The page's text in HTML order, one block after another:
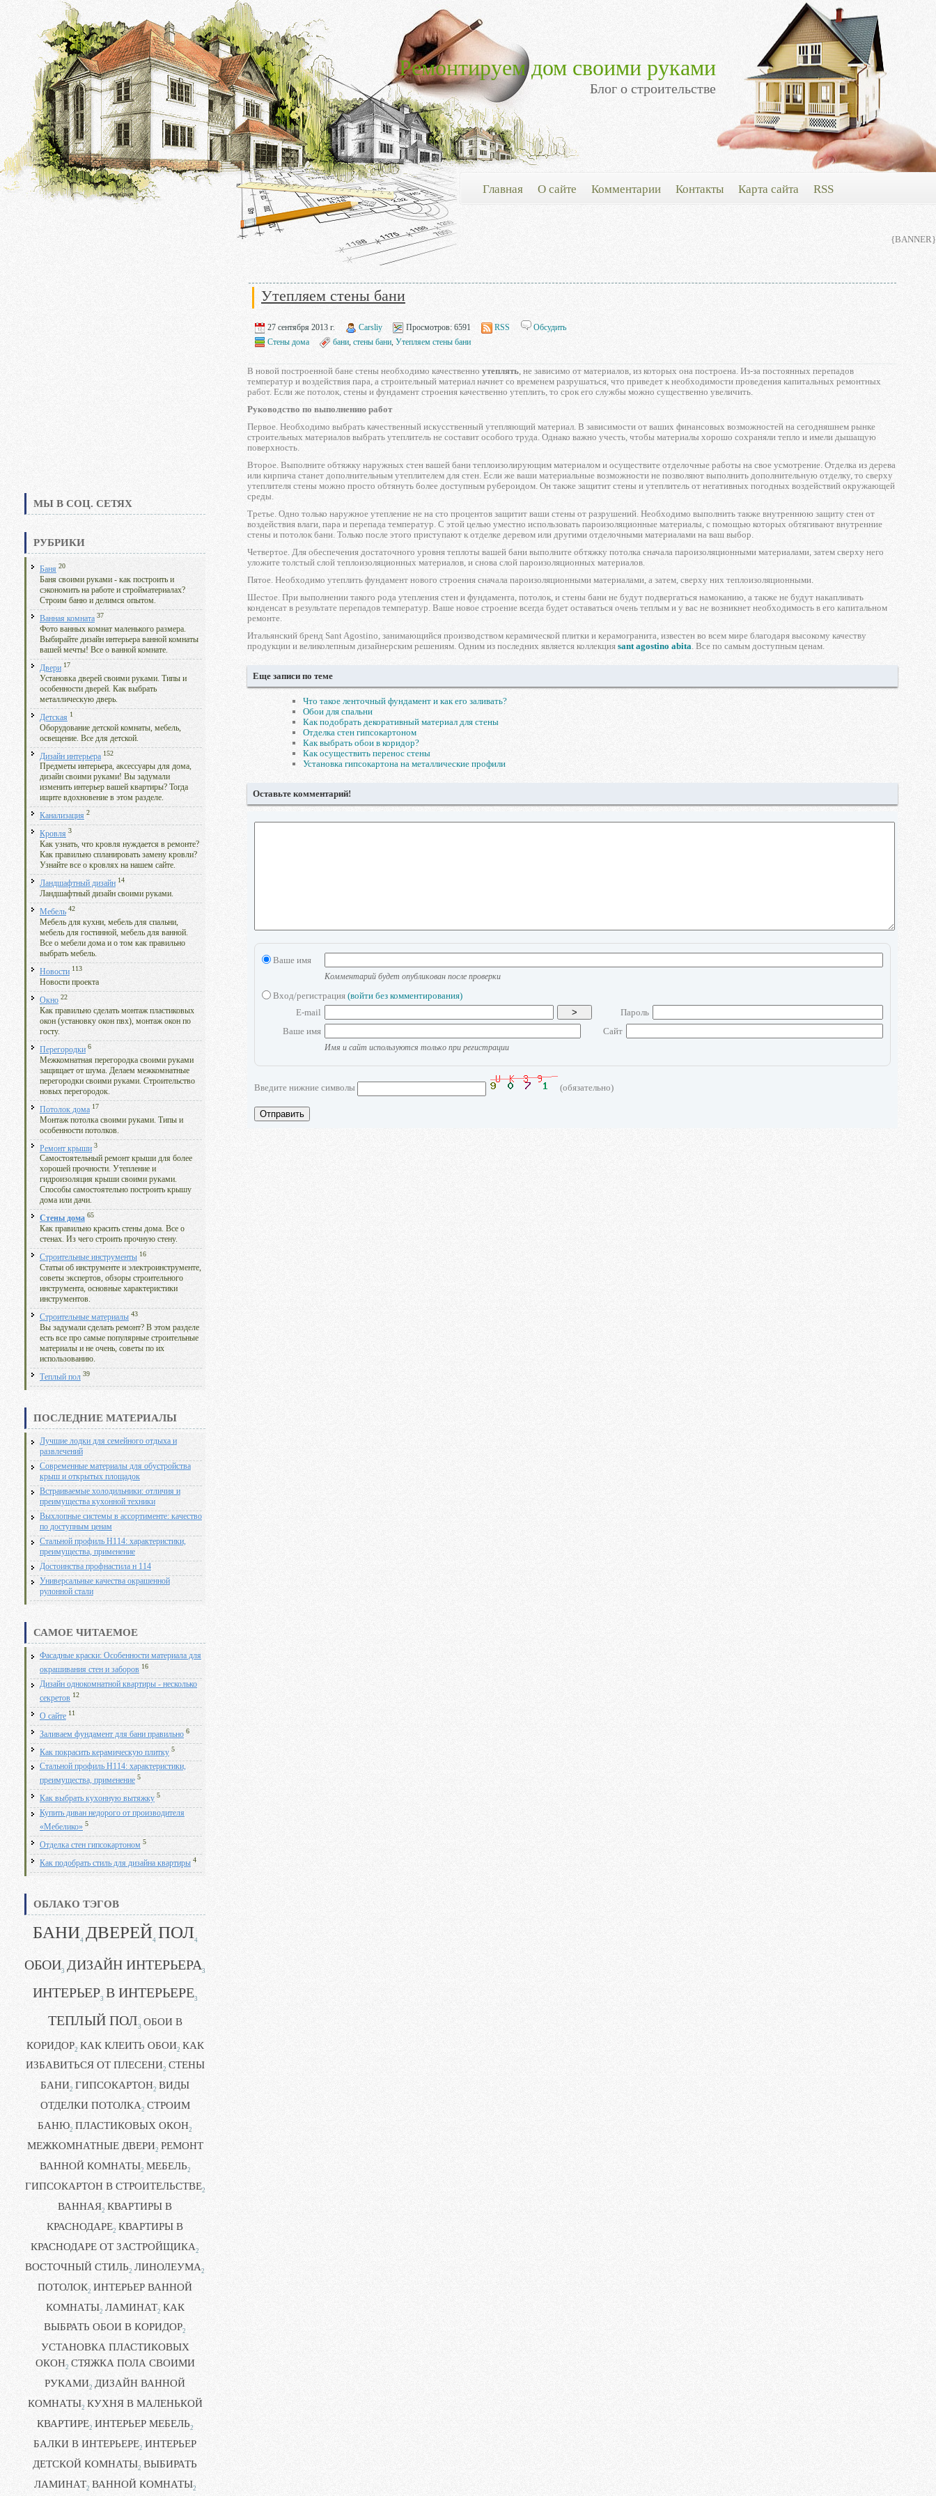
Ремонтируем дом своими руками
Блог о строительстве
Главная О сайте Комментарии Контакты Карта сайта RSS
{BANNER}
МЫ В СОЦ. СЕТЯХ
РУБРИКИ
Баня 20
Баня своими руками - как построить и
сэкономить на работе и стройматериалах?
Строим баню и делимся опытом.
Ванная комната 37
Фото ванных комнат маленького размера.
Выбирайте дизайн интерьера ванной комнаты
вашей мечты! Все о ванной комнате.
Двери 17
Установка дверей своими руками. Типы и
особенности дверей. Как выбрать
металлическую дверь.
Детская 1
Оборудование детской комнаты, мебель,
освещение. Все для детской.
Дизайн интерьера 152
Предметы интерьера, аксессуары для дома,
дизайн своими руками! Вы задумали
изменить интерьер вашей квартиры? Тогда
ищите вдохновение в этом разделе.
Канализация 2
Кровля 3
Как узнать, что кровля нуждается в ремонте?
Как правильно спланировать замену кровли?
Узнайте все о кровлях на нашем сайте.
Ландшафтный дизайн 14
Ландшафтный дизайн своими руками.
Мебель 42
Мебель для кухни, мебель для спальни,
мебель для гостинной, мебель для ванной.
Все о мебели дома и о том как правильно
выбрать мебель.
Новости 113
Новости проекта
Окно 22
Как правильно сделать монтаж пластиковых
окон (установку окон пвх), монтаж окон по
госту.
Перегородки 6
Межкомнатная перегородка своими руками
защищает от шума. Делаем межкомнатные
перегородки своими руками. Строительство
новых перегородок.
Потолок дома 17
Монтаж потолка своими руками. Типы и
особенности потолков.
Ремонт крыши 3
Самостоятельный ремонт крыши для более
хорошей прочности. Утепление и
гидроизоляция крыши своими руками.
Способы самостоятельно построить крышу
дома или дачи.
Стены дома 65
Как правильно красить стены дома. Все о
стенах. Из чего строить прочную стену.
Строительные инструменты 16
Статьи об инструменте и электроинструменте,
советы экспертов, обзоры строительного
инструмента, основные характеристики
инструментов.
Строительные материалы 43
Вы задумали сделать ремонт? В этом разделе
есть все про самые популярные строительные
материалы и не очень, советы по их
использованию.
Теплый пол 39
ПОСЛЕДНИЕ МАТЕРИАЛЫ
Лучшие лодки для семейного отдыха и
развлечений
Современные материалы для обустройства
крыш и открытых площадок
Встраиваемые холодильники: отличия и
преимущества кухонной техники
Выхлопные системы в ассортименте: качество
по доступным ценам
Стальной профиль Н114: характеристики,
преимущества, применение
Достоинства профнастила н 114
Универсальные качества окрашенной
рулонной стали
САМОЕ ЧИТАЕМОЕ
Фасадные краски: Особенности материала для
окрашивания стен и заборов 16
Дизайн однокомнатной квартиры - несколько
секретов 12
О сайте 11
Заливаем фундамент для бани правильно 6
Как покрасить керамическую плитку 5
Стальной профиль Н114: характеристики,
преимущества, применение 5
Как выбрать кухонную вытяжку 5
Купить диван недорого от производителя
«Мебелико» 5
Отделка стен гипсокартоном 5
Как подобрать стиль для дизайна квартиры 4
ОБЛАКО ТЭГОВ
БАНИ4 ДВЕРЕЙ4 ПОЛ4
ОБОИ3 ДИЗАЙН ИНТЕРЬЕРА3
ИНТЕРЬЕР3 В ИНТЕРЬЕРЕ3
ТЕПЛЫЙ ПОЛ3 ОБОИ В
КОРИДОР2 КАК КЛЕИТЬ ОБОИ2 КАК
ИЗБАВИТЬСЯ ОТ ПЛЕСЕНИ2 СТЕНЫ
БАНИ2 ГИПСОКАРТОН2 ВИДЫ
ОТДЕЛКИ ПОТОЛКА2 СТРОИМ
БАНЮ2 ПЛАСТИКОВЫХ ОКОН2
МЕЖКОМНАТНЫЕ ДВЕРИ2 РЕМОНТ
ВАННОЙ КОМНАТЫ2 МЕБЕЛЬ2
ГИПСОКАРТОН В СТРОИТЕЛЬСТВЕ2
ВАННАЯ2 КВАРТИРЫ В
КРАСНОДАРЕ2 КВАРТИРЫ В
КРАСНОДАРЕ ОТ ЗАСТРОЙЩИКА2
ВОСТОЧНЫЙ СТИЛЬ2 ЛИНОЛЕУМА2
ПОТОЛОК2 ИНТЕРЬЕР ВАННОЙ
КОМНАТЫ2 ЛАМИНАТ2 КАК
ВЫБРАТЬ ОБОИ В КОРИДОР2
УСТАНОВКА ПЛАСТИКОВЫХ
ОКОН2 СТЯЖКА ПОЛА СВОИМИ
РУКАМИ2 ДИЗАЙН ВАННОЙ
КОМНАТЫ2 КУХНЯ В МАЛЕНЬКОЙ
КВАРТИРЕ2 ИНТЕРЬЕР МЕБЕЛЬ2
БАЛКИ В ИНТЕРЬЕРЕ2 ИНТЕРЬЕР
ДЕТСКОЙ КОМНАТЫ2 ВЫБИРАТЬ
ЛАМИНАТ2 ВАННОЙ КОМНАТЫ2
Утепляем стены бани
27 сентября 2013 г. Carsliy Просмотров: 6591 RSS
Обсудить
Стены дома
бани, стены бани, Утепляем стены бани
В новой построенной бане стены необходимо качественно утеплять, не зависимо от материалов, из которых она построена. Из-за постоянных перепадов
температур и воздействия пара, а строительный материал начнет со временем разрушаться, что приведет к необходимости проведения капитальных ремонтных
работ. Если же потолок, стены и фундамент строения качественно утеплить, то срок его службы можно существенно увеличить.
Руководство по выполнению работ
Первое. Необходимо выбрать качественный искусственный утепляющий материал. В зависимости от ваших финансовых возможностей на сегодняшнем рынке
строительных материалов выбрать утеплитель не составит особого труда. Однако важно учесть, чтобы материалы хорошо сохраняли тепло и имели дышащую
поверхность.
Второе. Выполните обтяжку наружных стен вашей бани теплоизолирующим материалом и осуществите отделочные работы на свое усмотрение. Отделка из дерева
или кирпича станет дополнительным утеплителем для стен. Если же ваши материальные возможности не позволяют выполнить дополнительную отделку, то сверху
утеплителя стены можно просто обтянуть более доступным рубероидом. Он также защитит стены и утеплитель от негативных погодных воздействий окружающей
среды.
Третье. Одно только наружное утепление не на сто процентов защитит ваши стены от разрушений. Необходимо выполнить также внутреннюю защиту стен от
воздействия влаги, пара и перепада температур. С этой целью уместно использовать пароизоляционные материалы, с помощью которых обтягивают внутренние
стены и потолок бани. Только после этого приступают к отделке деревом или другими отделочными материалами на ваш выбор.
Четвертое. Для обеспечения достаточного уровня теплоты вашей бани выполните обтяжку потолка сначала пароизоляционными материалами, затем сверху него
уложите толстый слой теплоизоляционных материалов, и снова слой пароизоляционных материалов.
Пятое. Необходимо утеплить фундамент нового строения сначала пароизоляционными материалами, а затем, сверху них теплоизоляционными.
Шестое. При выполнении такого рода утепления стен и фундамента, потолок, и стены бани не будут подвергаться намоканию, а также не будут накапливать
конденсат в результате перепадов температур. Ваше новое строение всегда будет оставаться очень теплым и у вас не возникнет необходимость в его капитальном
ремонте.
Итальянский бренд Sant Agostino, занимающийся производством керамической плитки и керамогранита, известен во всем мире благодаря высокому качеству
продукции и великолепным дизайнерским решениям. Одним из последних является коллекция sant agostino abita. Все по самым доступным ценам.
Еще записи по теме
Что такое ленточный фундамент и как его заливать?
Обои для спальни
Как подобрать декоративный материал для стены
Отделка стен гипсокартоном
Как выбрать обои в коридор?
Как осуществить перенос стены
Установка гипсокартона на металлические профили
Оставьте комментарий!
Ваше имя
Комментарий будет опубликован после проверки
Вход/регистрация (войти без комментирования)
E-mail
>
Пароль
Ваше имя
Сайт
Имя и сайт используются только при регистрации
Введите нижние символы (обязательно)
Отправить